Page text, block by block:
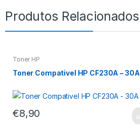
Produtos Relacionados
Toner HP
Toner Compativel HP CF230A – 30A
€8,90